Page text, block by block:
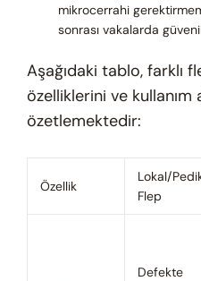
mikrocerrahi
sonrası vakalarda
Aşağıdaki tablo, farklı
özelliklerini ve kullanım
özetlemektedir:
Özellik
Lokal/
Flep
Defekte